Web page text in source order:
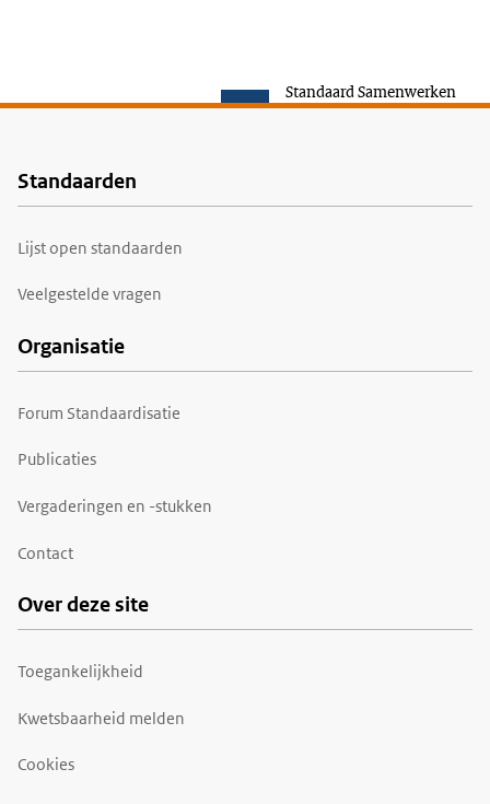
Standaard Samenwerken
Voet
Standaarden
Lijst open standaarden
Veelgestelde vragen
Organisatie
Forum Standaardisatie
Publicaties
Vergaderingen en -stukken
Contact
Over deze site
Toegankelijkheid
Kwetsbaarheid melden
Cookies